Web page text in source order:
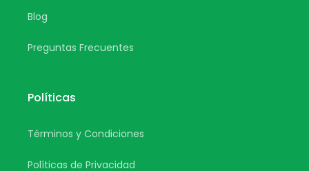
Blog
Preguntas Frecuentes
Políticas
Términos y Condiciones
Políticas de Privacidad